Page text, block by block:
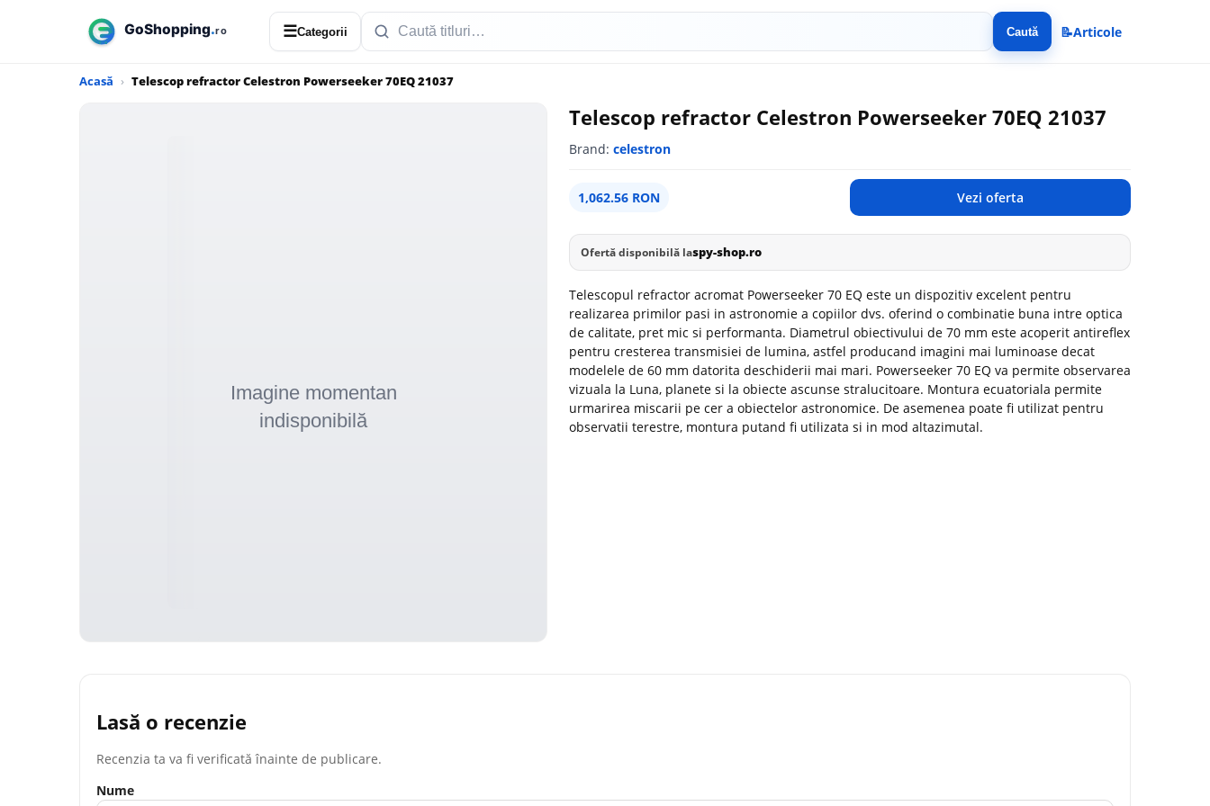
☰Categorii Caută 📝Articole
Acasă Telescop refractor Celestron Powerseeker 70EQ 21037
Telescop refractor Celestron Powerseeker 70EQ 21037
Brand: celestron
1,062.56 RON Vezi oferta
Ofertă disponibilă laspy-shop.ro
Telescopul refractor acromat Powerseeker 70 EQ este un dispozitiv excelent pentru
realizarea primilor pasi in astronomie a copiilor dvs. oferind o combinatie buna intre optica
de calitate, pret mic si performanta. Diametrul obiectivului de 70 mm este acoperit antireflex
pentru cresterea transmisiei de lumina, astfel producand imagini mai luminoase decat
modelele de 60 mm datorita deschiderii mai mari. Powerseeker 70 EQ va permite observarea
vizuala la Luna, planete si la obiecte ascunse stralucitoare. Montura ecuatoriala permite
urmarirea miscarii pe cer a obiectelor astronomice. De asemenea poate fi utilizat pentru
observatii terestre, montura putand fi utilizata si in mod altazimutal.
Lasă o recenzie
Recenzia ta va fi verificată înainte de publicare.
Nume